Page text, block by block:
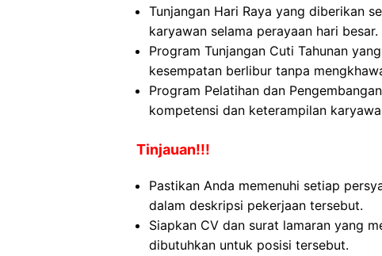
Tunjangan Hari Raya yang diberikan
karyawan selama perayaan hari besar.
Program Tunjangan Cuti Tahunan
kesempatan berlibur tanpa
Program Pelatihan dan
kompetensi dan keterampilan
Tinjauan!!!
Pastikan Anda memenuhi setiap
dalam deskripsi pekerjaan tersebut.
Siapkan CV dan surat lamaran yang
dibutuhkan untuk posisi tersebut.